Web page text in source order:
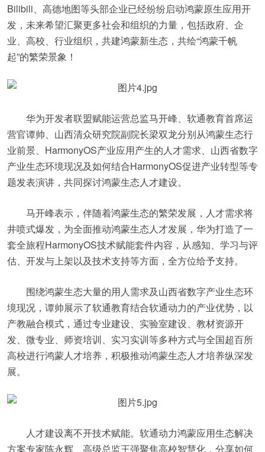
Bilibili、高德地图等头部企业已经纷纷启动鸿蒙原生应用开
发，未来希望汇聚更多社会和组织的力量，包括政府、企
业、高校、行业组织，共建鸿蒙新生态，共绘“鸿蒙千帆
起”的繁荣景象！
华为开发者联盟赋能运营总监马开峰、软通教育首席运
营官谭帅、山西清众研究院副院长梁双龙分别从鸿蒙生态行
业前景、HarmonyOS产业应用产生的人才需求、山西省数字
产业生态环境现况及如何结合HarmonyOS促进产业转型等专
题发表演讲，共同探讨鸿蒙生态人才建设。
马开峰表示，伴随着鸿蒙生态的繁荣发展，人才需求将
井喷式爆发，为全面推动鸿蒙生态人才发展，华为打造了一
套全旅程HarmonyOS技术赋能套件内容，从感知、学习与评
估、开发与上架以及技术支持等方面，全方位给予支持。
围绕鸿蒙生态大量的用人需求及山西省数字产业生态环
境现况，谭帅展示了软通教育结合软通动力的产业优势，以
产教融合模式，通过专业建设、实验室建设、教材资源开
发、微专业、师资培训、实习实训等多种方式与全国超百所
高校进行鸿蒙人才培养，积极推动鸿蒙生态人才培养纵深发
展。
人才建设离不开技术赋能。软通动力鸿蒙应用生态解决
方案专家陈永辉、高级总监王强聚焦高校智慧化，分享如何